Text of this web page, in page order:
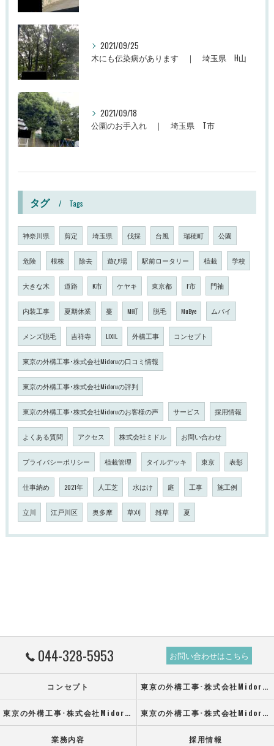
2021/09/25
木にも伝染病があります ｜ 埼玉県 H山
2021/09/18
公園のお手入れ ｜ 埼玉県 T市
タグ Tags
神奈川県 剪定 埼玉県 伐採 台風 瑞穂町 公園
危険 根株 除去 遊び場 駅前ロータリー 植栽 学校
大きな木 道路 K市 ケヤキ 東京都 F市 門袖
内装工事 夏期休業 蔓 M町 脱毛 MuBye ムバイ
メンズ脱毛 吉祥寺 LIXIL 外構工事 コンセプト
東京の外構工事･株式会社Midoruの口コミ情報
東京の外構工事･株式会社Midoruの評判
東京の外構工事･株式会社Midoruのお客様の声 サービス 採用情報
よくある質問 アクセス 株式会社ミドル お問い合わせ
プライバシーポリシー 植栽管理 タイルデッキ 東京 表彰
仕事納め 2021年 人工芝 水はけ 庭 工事 施工例
立川 江戸川区 奥多摩 草刈 雑草 夏
044-328-5953 お問い合わせはこちら
コンセプト 東京の外構工事･株式会社Midoruの口コミ情報
東京の外構工事･株式会社Midoruの評判 東京の外構工事･株式会社Midoruのお客様の声
業務内容 採用情報